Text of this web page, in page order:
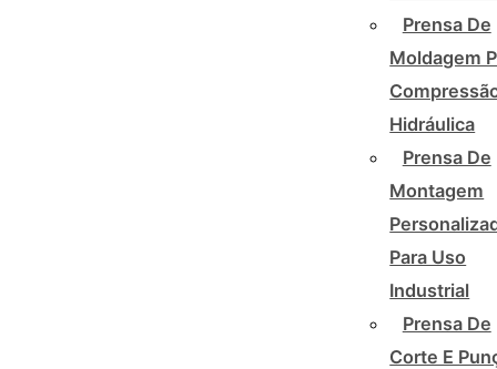
Prensa De
Moldagem
Hidráulica
Prensa De
Montagem
Para Uso
Industrial
Prensa De
Corte E